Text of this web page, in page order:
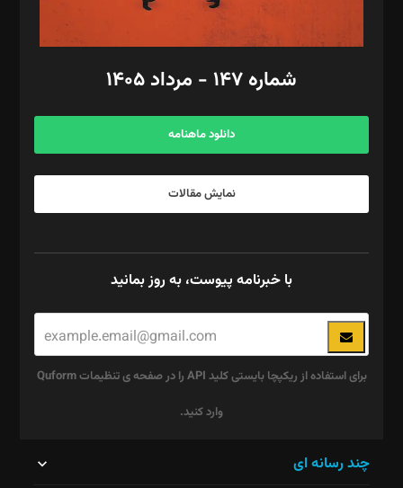
مد‌یر توسعه تجاری: کامبیز برید‌
امور مالی: شاپور رهبری، محمد‌ کاظمی‌نیا
آگهی و مشترکین: ۰۹۱۹۹۹۹۰۴۵۴
شماره ۱۴۷ - مرداد ۱۴۰۵
دانلود ماهنامه
نمایش مقالات
با خبرنامه پیوست، به روز بمانید
برای استفاده از ریکپچا بایستی کلید API را در صفحه ی تنظیمات Quform
وارد کنید.
چند رسانه ای